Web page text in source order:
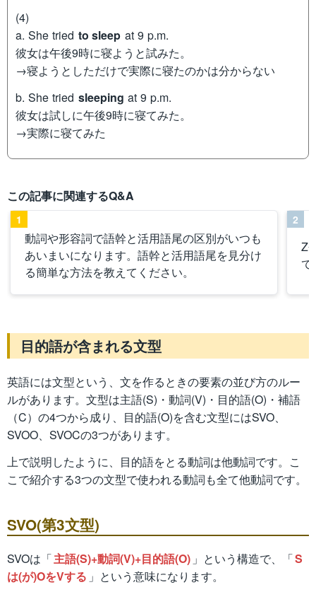
(4)
a. She tried to sleep at 9 p.m.
彼女は午後9時に寝ようと試みた。
→寝ようとしただけで実際に寝たのかは分からない
b. She tried sleeping at 9 p.m.
彼女は試しに午後9時に寝てみた。
→実際に寝てみた
この記事に関連するQ&A
動詞や形容詞で語幹と活用語尾の区別がいつも
あいまいになります。語幹と活用語尾を見分け
る簡単な方法を教えてください。
1
Z
て
2
目的語が含まれる文型
英語には文型という、文を作るときの要素の並び方のルー
ルがあります。文型は主語(S)・動詞(V)・目的語(O)・補語
（C）の4つから成り、目的語(O)を含む文型にはSVO、
SVOO、SVOCの3つがあります。
上で説明したように、目的語をとる動詞は他動詞です。こ
こで紹介する3つの文型で使われる動詞も全て他動詞です。
SVO(第3文型)
SVOは「主語(S)+動詞(V)+目的語(O) 」という構造で、「S
は(が)OをVする 」という意味になります。